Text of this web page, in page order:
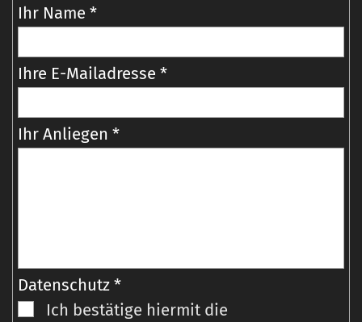
Ihr Name *
Ihre E-Mailadresse *
Ihr Anliegen *
Datenschutz *
Ich bestätige hiermit die